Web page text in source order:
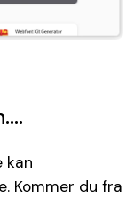
kan
Kommer du fra